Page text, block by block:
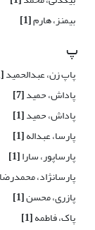
بیمنز، ‌هارم[1]
پ
پاپ زن، عبدالحمید[1]
پاداش، حمید[7]
پاداش، حمید[1]
پارسا، عبداله[1]
پارساپور، سارا[1]
پارسانژاد، محمدرضا
پازری، محسن[1]
پاک، فاطمه[1]